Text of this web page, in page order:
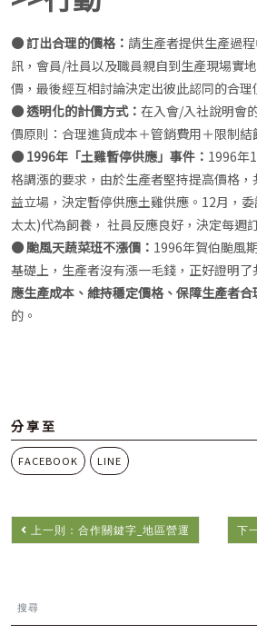
● 訂出合理的價格： 請生產者提供生產過
訊，會員/社員以及職員親自到生產現場實
價，最後經互相討論決定出彼此認同的合理
● 透明化的計價方式： 在入會/入社說明會
價原則：合理進貨成本＋管銷費用＋限制結
● 1996年「土雞暫停供應」事件： 1996年
格調漲的要求，由於生產者堅持提高價格
益立場，決定暫停供應土雞供應。12月，
太太)代為飼養， 社員反應良好，決定每週
● 颱風天蔬菜班不漲價： 1996年賀伯颱風
基礎上，生產者沒有漲一毛錢，正好證明了
應生產成本、維持穩定價格、保障生產者合
的。
分享至
FACEBOOK LINE
上一則：合作關鍵字_地區營運 下